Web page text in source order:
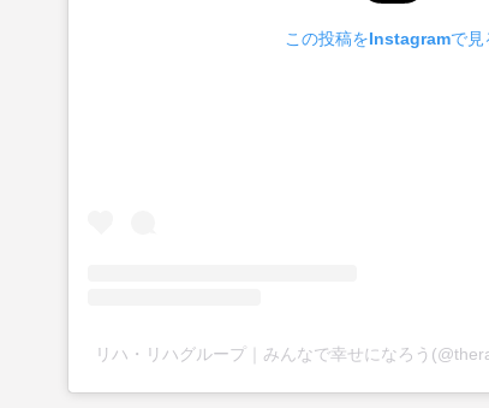
この投稿をInstagramで見
リハ・リハグループ｜みんなで幸せになろう